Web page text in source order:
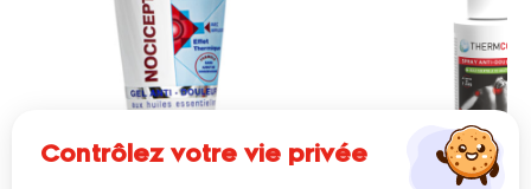
contrôlez votre vie privée